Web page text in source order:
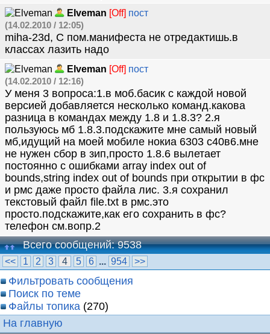
Elveman [Off] пост
(14.02.2010 / 12:05)
miha-23d, С пом.манифеста не отредактишь.в
классах лазить надо
Elveman [Off] пост
(14.02.2010 / 12:16)
У меня 3 вопроса:1.в моб.басик с каждой новой
версией добавляется несколько команд.какова
разница в командах между 1.8 и 1.8.3? 2.я
пользуюсь мб 1.8.3.подскажите мне самый новый
мб,идущий на моей мобиле нокиа 6303 с40в6.мне
не нужен сбор в зип,просто 1.8.6 вылетает
постоянно с ошибками array index out of
bounds,string index out of bounds при открытии в фс
и рмс даже просто файла лис. 3.я сохранил
текстовый файл file.txt в рмс.это
просто.подскажите,как его сохранить в фс?
телефон см.вопр.2
Всего сообщений: 9538
<< 1 2 3 4 5 6 ... 954 >>
Фильтровать сообщения
Поиск по теме
Файлы топика (270)
На главную